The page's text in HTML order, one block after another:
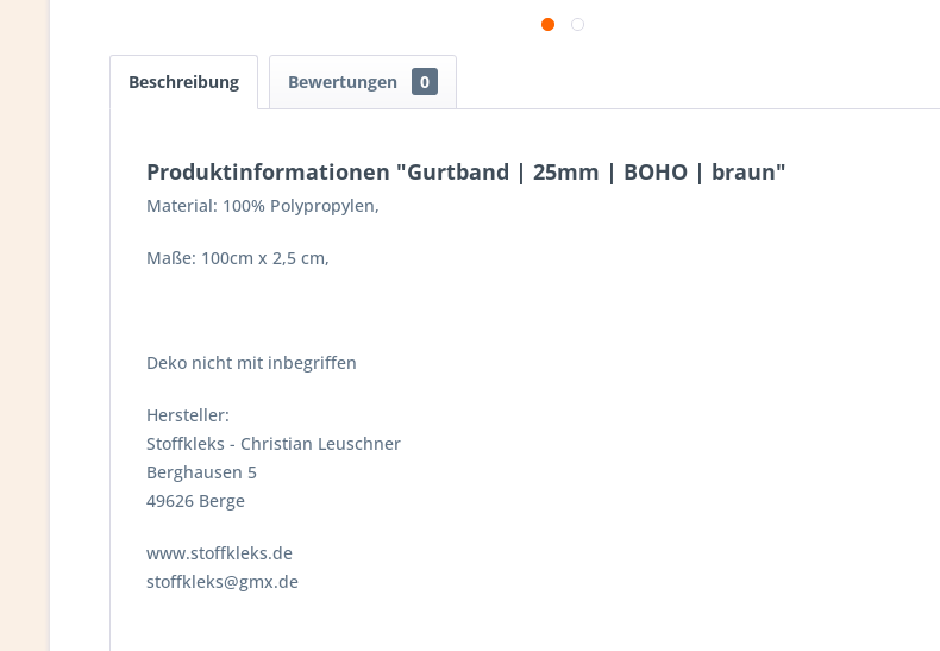
Beschreibung Bewertungen 0
Produktinformationen "Gurtband | 25mm | BOHO | braun"
Material: 100% Polypropylen,
Maße: 100cm x 2,5 cm,
Deko nicht mit inbegriffen
Hersteller:
Stoffkleks - Christian Leuschner
Berghausen 5
49626 Berge
www.stoffkleks.de
stoffkleks@gmx.de